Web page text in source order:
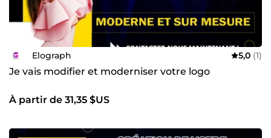
Elograph 5,0 (1)
Je vais modifier et moderniser votre logo
À partir de 31,35 $US